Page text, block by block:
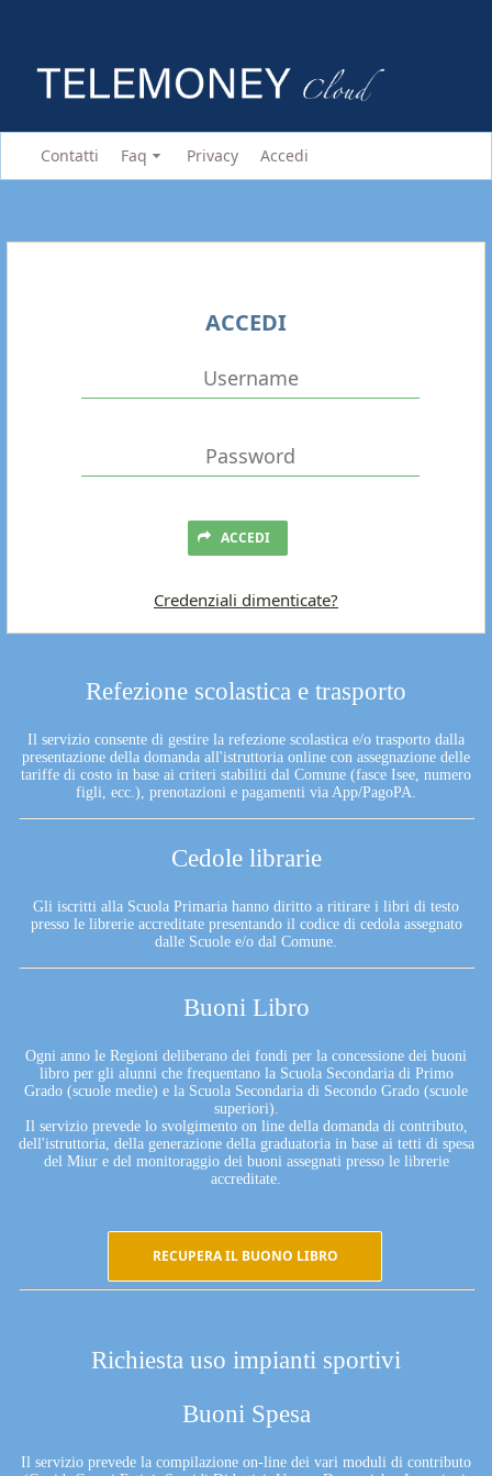
Contatti Faq Privacy Accedi
Refezione scolastica e trasporto
Il servizio consente di gestire la refezione scolastica e/o trasporto dalla
presentazione della domanda all'istruttoria online con assegnazione delle
tariffe di costo in base ai criteri stabiliti dal Comune (fasce Isee, numero
figli, ecc.), prenotazioni e pagamenti via App/PagoPA.
Cedole librarie
Gli iscritti alla Scuola Primaria hanno diritto a ritirare i libri di testo
presso le librerie accreditate presentando il codice di cedola assegnato
dalle Scuole e/o dal Comune.
Buoni Libro
Ogni anno le Regioni deliberano dei fondi per la concessione dei buoni
libro per gli alunni che frequentano la Scuola Secondaria di Primo
Grado (scuole medie) e la Scuola Secondaria di Secondo Grado (scuole
superiori).
Il servizio prevede lo svolgimento on line della domanda di contributo,
dell'istruttoria, della generazione della graduatoria in base ai tetti di spesa
del Miur e del monitoraggio dei buoni assegnati presso le librerie
accreditate.
RECUPERA IL BUONO LIBRO
Richiesta uso impianti sportivi
Buoni Spesa
Il servizio prevede la compilazione on-line dei vari moduli di contributo
ACCEDI
ACCEDI
Credenziali dimenticate?